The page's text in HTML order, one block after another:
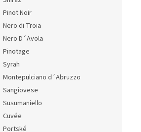
Pinot Noir
Nero di Troia
Nero D´Avola
Pinotage
Syrah
Montepulciano d´Abruzzo
Sangiovese
Susumaniello
Cuvée
Portské